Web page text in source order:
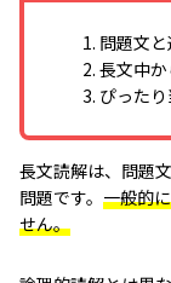
1. 問題文
2. 長文中
3. ぴった
長文読解は、問題
問題です。 一般的
せん。